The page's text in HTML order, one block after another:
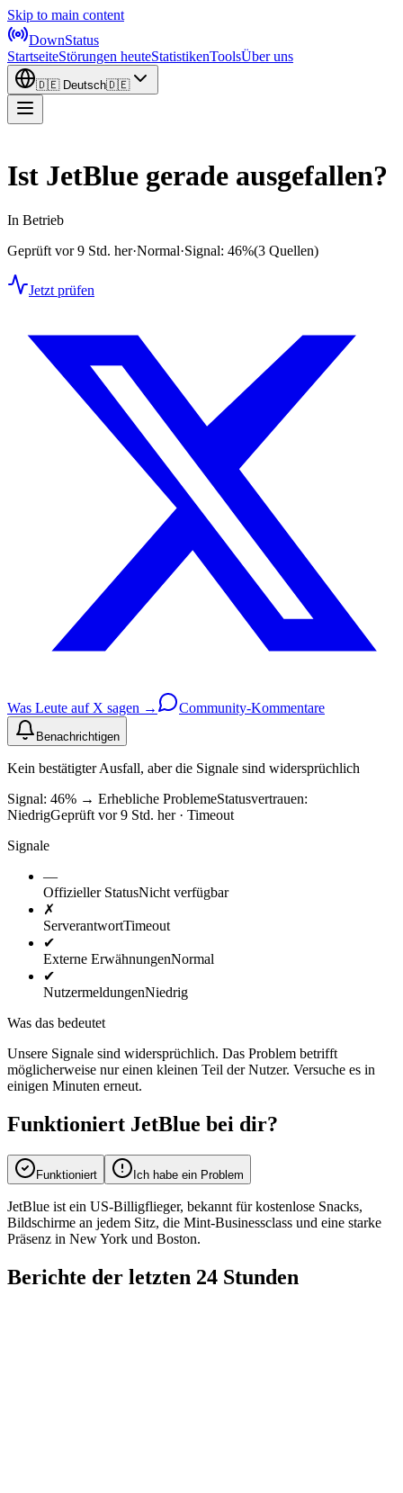
Skip to main content
DownStatus
StartseiteStörungen heuteStatistikenToolsÜber uns
🇩🇪 Deutsch🇩🇪
Ist JetBlue gerade ausgefallen?
In Betrieb
Geprüft vor 9 Std. her·Normal·Signal: 46%(3 Quellen)
Jetzt prüfen
Was Leute auf X sagen → Community-Kommentare
Benachrichtigen
Kein bestätigter Ausfall, aber die Signale sind widersprüchlich
Signal: 46% → Erhebliche ProblemeStatusvertrauen:
NiedrigGeprüft vor 9 Std. her · Timeout
Signale
—
Offizieller StatusNicht verfügbar
✗
ServerantwortTimeout
✔
Externe ErwähnungenNormal
✔
NutzermeldungenNiedrig
Was das bedeutet
Unsere Signale sind widersprüchlich. Das Problem betrifft
möglicherweise nur einen kleinen Teil der Nutzer. Versuche es in
einigen Minuten erneut.
Funktioniert JetBlue bei dir?
Funktioniert Ich habe ein Problem
JetBlue ist ein US-Billigflieger, bekannt für kostenlose Snacks,
Bildschirme an jedem Sitz, die Mint-Businessclass und eine starke
Präsenz in New York und Boston.
Berichte der letzten 24 Stunden